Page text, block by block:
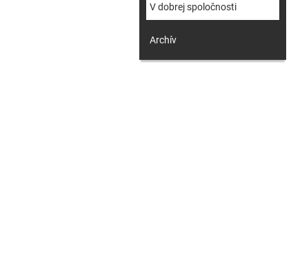
V dobrej spoločnosti
Archív